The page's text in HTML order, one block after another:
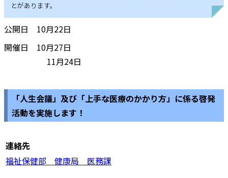
とがあります。
公開日 10月22日
開催日 10月27日
11月24日
「人生会議」及び「上手な医療のかかり方」に係る啓発
活動を実施します！
連絡先
福祉保健部 健康局 医務課